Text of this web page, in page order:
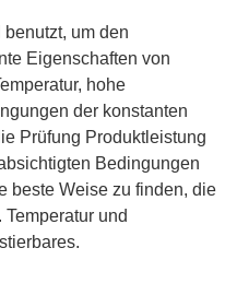
benutzt, um den
Eigenschaften von
hohe
der konstanten
Prüfung Produktleistung
Bedingungen
beste Weise zu finden, die
und